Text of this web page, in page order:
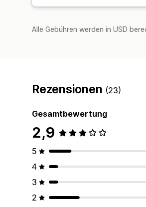
Alle Gebühren werden in USD
Rezensionen (23)
Gesamtbewertung
2,9
5
4
3
2